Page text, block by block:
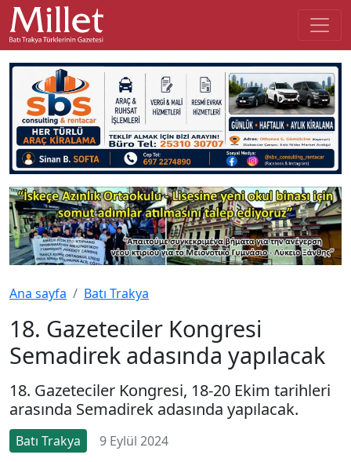
Ana sayfa Batı Trakya
18. Gazeteciler Kongresi
Semadirek adasında yapılacak
18. Gazeteciler Kongresi, 18-20 Ekim tarihleri
arasında Semadirek adasında yapılacak.
Batı Trakya 9 Eylül 2024